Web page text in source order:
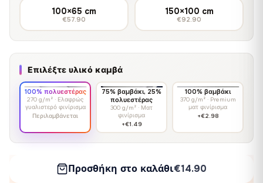
100×65 cm
€57.90
150×100 cm
€92.90
Επιλέξτε υλικό καμβά
100% πολυεστέρας
270 g/m² · Ελαφρώς
γυαλιστερό φινίρισμα
Περιλαμβάνεται
75% βαμβάκι, 25%
πολυεστέρας
300 g/m² · Ματ
φινίρισμα
+€1.49
100% βαμβάκι
370 g/m² · Premium
ματ φινίρισμα
+€2.98
Προσθήκη στο καλάθι€14.90